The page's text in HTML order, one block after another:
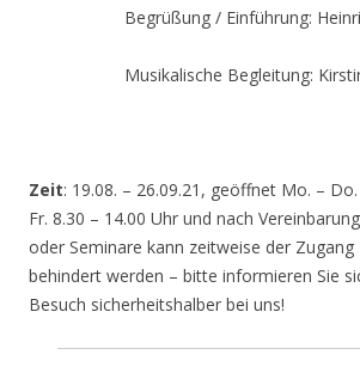
Begrüßung / Einführung:
Musikalische Begleitung:
Zeit: 19.08. – 26.09.21, geöffnet Mo. –
Fr. 8.30 – 14.00 Uhr und nach
oder Seminare kann zeitweise der Zugang
behindert werden – bitte informieren Sie
Besuch sicherheitshalber bei uns!